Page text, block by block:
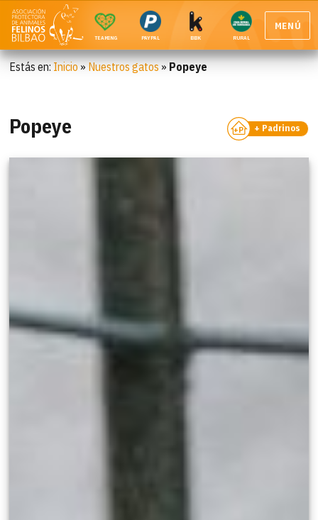
TEAMING PAYPAL BBK RURAL
MENÚ
Estás en: Inicio » Nuestros gatos » Popeye
Popeye + Padrinos
+P